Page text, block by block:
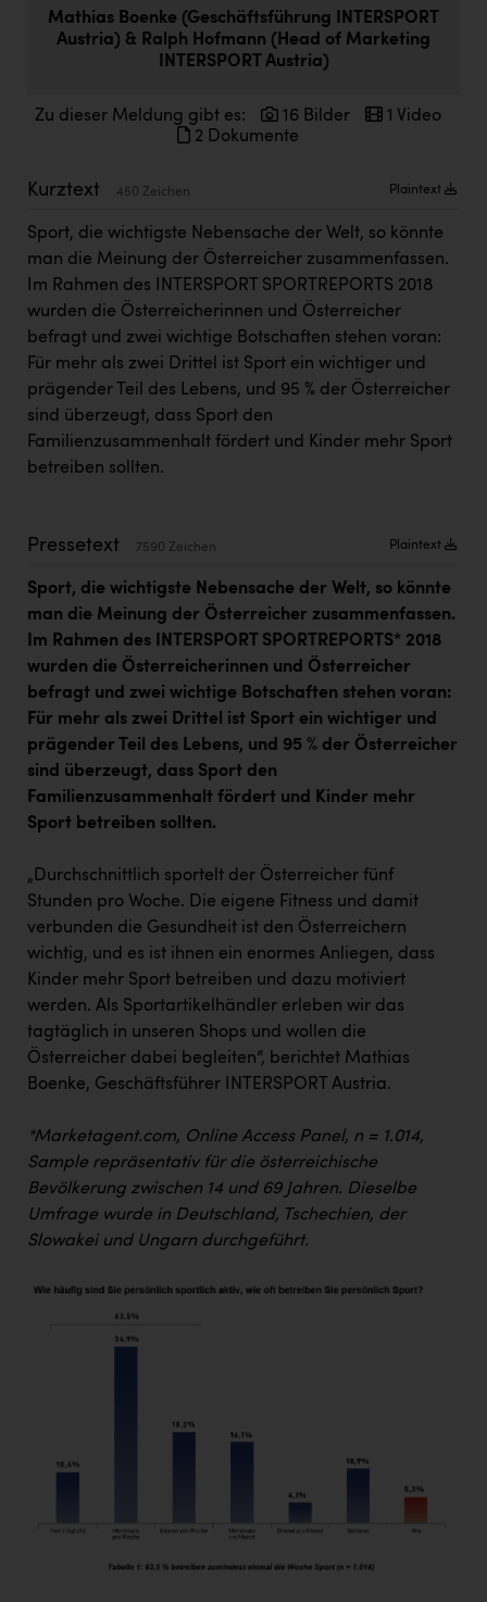
Doppler Gruppe
Fristads Austria
IFE Austria GmbH
Immotech
INTERSPAR
INTERSPORT Austria
Jesolo
Jane Goodall Institute Austria
Karin Liedl
KEBA
KIWI Kinderwunsch Institut Dr. Loimer
KLIPP Frisör
Kleider Bauer
Kremsmüller Anlagenbau GmbH
Oldtimer Raststationen und Motorhotels
Österreichischer Kachelofenverband
Orlen
Passage Linz
PEZ
PÜSPÖK
REMAX
Resch&Frisch
RUBBLE MASTER
Ruderclub Wels
Schwingshandl - automation technology gmbh
Smurfit Westrock Nettingsdorf
Mathias Boenke (Geschäftsführung INTERSPORT
Austria) & Ralph Hofmann (Head of Marketing
INTERSPORT Austria)
Zu dieser Meldung gibt es: 16 Bilder
1 Video
2 Dokumente
Kurztext 450 Zeichen Plaintext
Sport, die wichtigste Nebensache der Welt, so könnte
man die Meinung der Österreicher zusammenfassen.
Im Rahmen des INTERSPORT SPORTREPORTS 2018
wurden die Österreicherinnen und Österreicher
befragt und zwei wichtige Botschaften stehen voran:
Für mehr als zwei Drittel ist Sport ein wichtiger und
prägender Teil des Lebens, und 95 % der Österreicher
sind überzeugt, dass Sport den
Familienzusammenhalt fördert und Kinder mehr Sport
betreiben sollten.
Pressetext 7590 Zeichen Plaintext
Sport, die wichtigste Nebensache der Welt, so könnte
man die Meinung der Österreicher zusammenfassen.
Im Rahmen des INTERSPORT SPORTREPORTS* 2018
wurden die Österreicherinnen und Österreicher
befragt und zwei wichtige Botschaften stehen voran:
Für mehr als zwei Drittel ist Sport ein wichtiger und
prägender Teil des Lebens, und 95 % der Österreicher
sind überzeugt, dass Sport den
Familienzusammenhalt fördert und Kinder mehr
Sport betreiben sollten.
„Durchschnittlich sportelt der Österreicher fünf
Stunden pro Woche. Die eigene Fitness und damit
verbunden die Gesundheit ist den Österreichern
wichtig, und es ist ihnen ein enormes Anliegen, dass
Kinder mehr Sport betreiben und dazu motiviert
werden. Als Sportartikelhändler erleben wir das
tagtäglich in unseren Shops und wollen die
Österreicher dabei begleiten“, berichtet Mathias
Boenke, Geschäftsführer INTERSPORT Austria.
*Marketagent.com, Online Access Panel, n = 1.014,
Sample repräsentativ für die österreichische
Bevölkerung zwischen 14 und 69 Jahren. Dieselbe
Umfrage wurde in Deutschland, Tschechien, der
Slowakei und Ungarn durchgeführt.